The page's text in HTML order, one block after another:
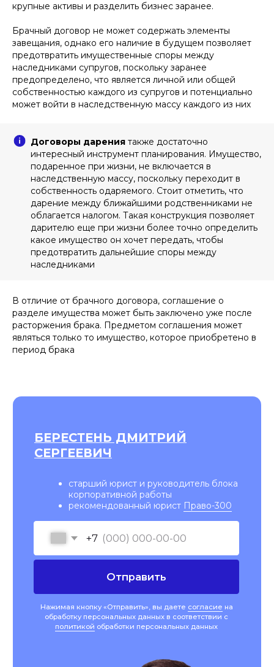
крупные активы и разделить бизнес заранее.
Брачный договор не может содержать элементы
завещания, однако его наличие в будущем позволяет
предотвратить имущественные споры между
наследниками супругов, поскольку заранее
предопределено, что является личной или общей
собственностью каждого из супругов и потенциально
может войти в наследственную массу каждого из них
Договоры дарения также достаточно
интересный инструмент планирования. Имущество,
подаренное при жизни, не включается в
наследственную массу, поскольку переходит в
собственность одаряемого. Стоит отметить, что
дарение между ближайшими родственниками не
облагается налогом. Такая конструкция позволяет
дарителю еще при жизни более точно определить
какое имущество он хочет передать, чтобы
предотвратить дальнейшие споры между
наследниками
В отличие от брачного договора, соглашение о
разделе имущества может быть заключено уже после
расторжения брака. Предметом соглашения может
являться только то имущество, которое приобретено в
период брака